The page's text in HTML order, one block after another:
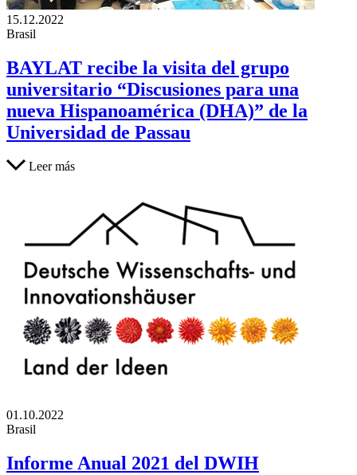
15.12.2022
Brasil
BAYLAT recibe la visita del grupo
universitario “Discusiones para una
nueva Hispanoamérica (DHA)” de la
Universidad de Passau
Leer más
01.10.2022
Brasil
Informe Anual 2021 del DWIH